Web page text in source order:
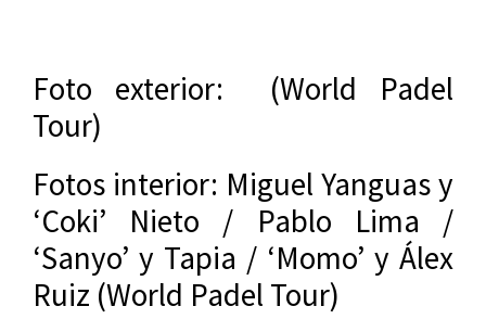
Foto exterior: (World Padel
Tour)
Fotos interior: Miguel Yanguas y
‘Coki’ Nieto / Pablo Lima /
‘Sanyo’ y Tapia / ‘Momo’ y Álex
Ruiz (World Padel Tour)